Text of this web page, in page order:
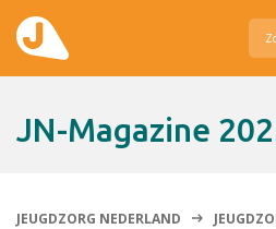
Hier zetten wij ons voor in
JN-Magazine
JEUGDZORG NEDERLAND